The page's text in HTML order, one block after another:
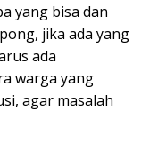
yang bisa dan
jika ada yang
ada
warga yang
agar masalah